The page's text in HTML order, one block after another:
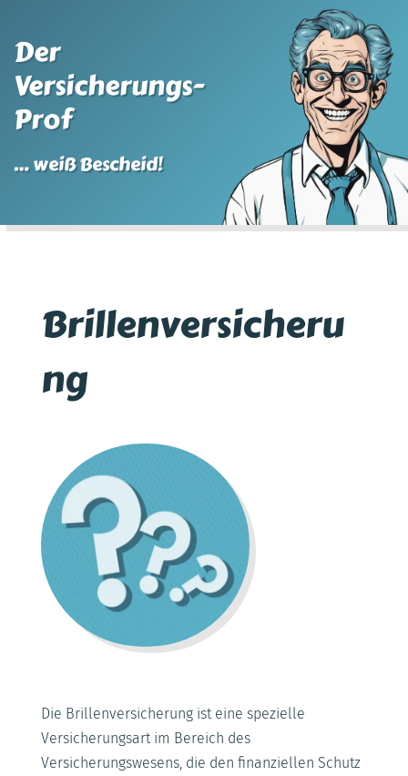
Der
Versicherungs-
Prof
… weiß Bescheid!
Brillenversicheru
ng
Die Brillenversicherung ist eine spezielle
Versicherungsart im Bereich des
Versicherungswesens, die den finanziellen Schutz